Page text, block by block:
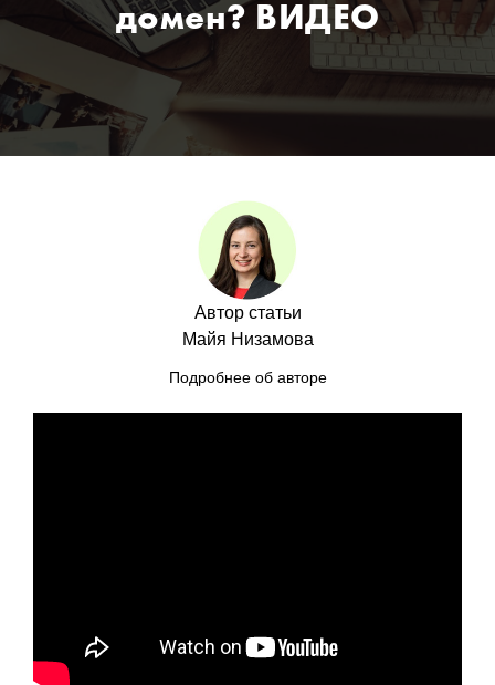
домен? ВИДЕО
Автор статьи
Майя Низамова
Подробнее об авторе